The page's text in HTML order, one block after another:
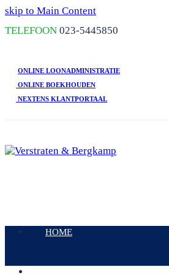
skip to Main Content
TELEFOON 023-5445850
ONLINE LOONADMINISTRATIE
ONLINE BOEKHOUDEN
NEXTENS KLANTPORTAAL
Mobile
HOME